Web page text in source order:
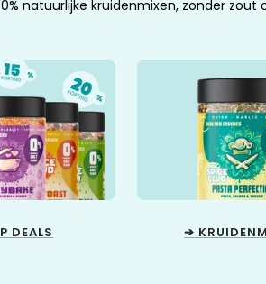
natuurlijke kruidenmixen, zonder
DEALS ➔